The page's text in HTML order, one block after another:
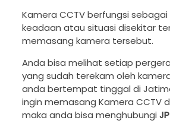
Kamera CCTV berfungsi
keadaan atau situasi disekitar
memasang kamera tersebut.
Anda bisa melihat setiap
yang sudah terekam oleh
anda bertempat tinggal di
ingin memasang Kamera CCTV
maka anda bisa menghubungi